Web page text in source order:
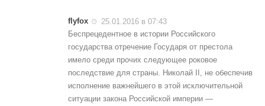
flyfox
25.01.2016 в 07:43
Беспрецедентное в истории Российского
государства отречение Государя от престола
имело среди прочих следующее роковое
последствие для страны. Николай II, не обеспечив
исполнение важнейшего в этой исключительной
ситуации закона Российской империи —